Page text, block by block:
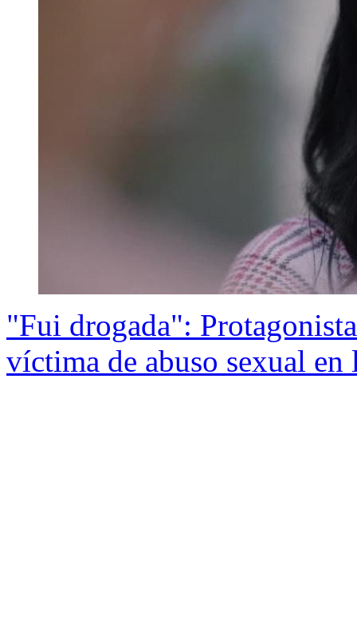
"Fui drogada":
víctima de abuso sexual